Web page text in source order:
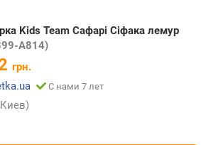
Kids Team Сафарі Сіфака лемур
A814)
грн.
С нами 7 лет